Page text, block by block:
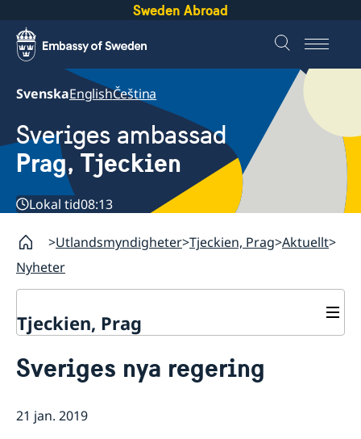
Sweden Abroad
SvenskaEnglishČeština
Sveriges ambassad
Prag, Tjeckien
Lokal tid08:13
Utlandsmyndigheter Tjeckien, Prag Aktuellt
Nyheter
Tjeckien, Prag
Om oss
Försvarsavdelningen
Vi är en resurs för svenska företag
Aktuellt
Sveriges nya regering
21 jan. 2019